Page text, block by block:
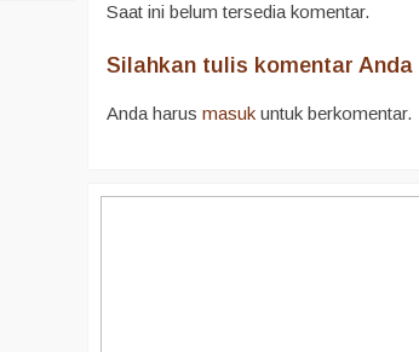
Saat ini belum tersedia komentar.
Silahkan tulis komentar Anda
Anda harusmasuk untuk berkomentar.